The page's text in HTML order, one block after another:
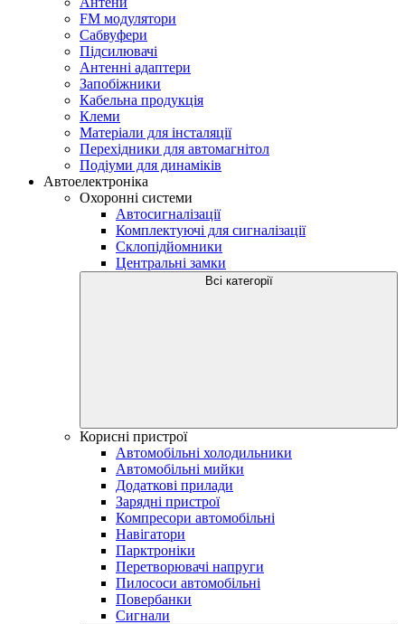
FM модулятори
Сабвуфери
Підсилювачі
Антенні адаптери
Запобіжники
Кабельна продукція
Клеми
Матеріали для інсталяції
Перехідники для автомагнітол
Подіуми для динаміків
Автоелектроніка
Охоронні системи
Автосигналізації
Комплектуючі для сигналізації
Склопідйомники
Центральні замки
Всі категорії
Корисні пристрої
Автомобільні холодильники
Автомобільні мийки
Додаткові прилади
Зарядні пристрої
Компресори автомобільні
Навігатори
Парктроніки
Перетворювачі напруги
Пилососи автомобільні
Повербанки
Сигнали